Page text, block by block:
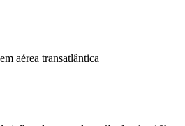
aérea transatlântica